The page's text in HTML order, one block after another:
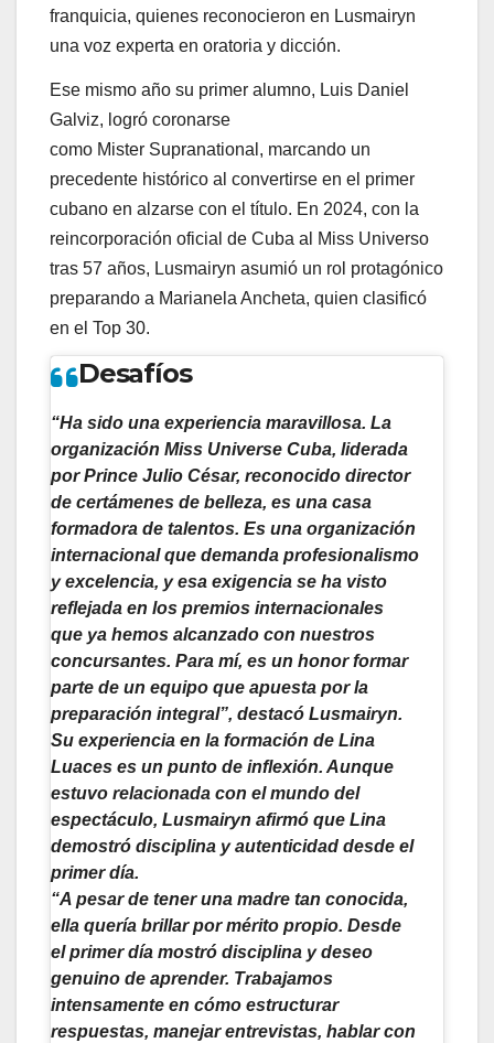
franquicia, quienes reconocieron en Lusmairyn
una voz experta en oratoria y dicción.
Ese mismo año su primer alumno, Luis Daniel
Galviz, logró coronarse
como Mister Supranational, marcando un
precedente histórico al convertirse en el primer
cubano en alzarse con el título. En 2024, con la
reincorporación oficial de Cuba al Miss Universo
tras 57 años, Lusmairyn asumió un rol protagónico
preparando a Marianela Ancheta, quien clasificó
en el Top 30.
Desafíos
“Ha sido una experiencia maravillosa. La
organización Miss Universe Cuba, liderada
por Prince Julio César, reconocido director
de certámenes de belleza, es una casa
formadora de talentos. Es una organización
internacional que demanda profesionalismo
y excelencia, y esa exigencia se ha visto
reflejada en los premios internacionales
que ya hemos alcanzado con nuestros
concursantes. Para mí, es un honor formar
parte de un equipo que apuesta por la
preparación integral”, destacó Lusmairyn.
Su experiencia en la formación de Lina
Luaces es un punto de inflexión. Aunque
estuvo relacionada con el mundo del
espectáculo, Lusmairyn afirmó que Lina
demostró disciplina y autenticidad desde el
primer día.
“A pesar de tener una madre tan conocida,
ella quería brillar por mérito propio. Desde
el primer día mostró disciplina y deseo
genuino de aprender. Trabajamos
intensamente en cómo estructurar
respuestas, manejar entrevistas, hablar con